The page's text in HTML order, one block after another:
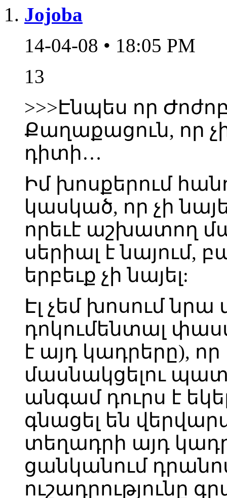
Jojoba
14-04-08 • 18:05 PM
13
>>>Էնպես որ
Քաղաքացուն, որ չի
դիտի…
Իմ խոսքերում
կասկած, որ չի
որեւէ աշխատող
սերիալ է նայում,
երբեւք չի նայել:
Էլ չեմ խոսում նրա
դոկումենտալ
է այդ կադրերը),
մասնակցելու
անգամ դուրս է
գնացել են
տեղադրի այդ
ցանկանում
ուշադրությունը